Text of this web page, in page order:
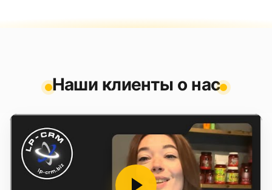
Наши клиенты о нас